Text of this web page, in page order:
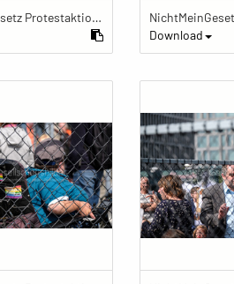
NichtMeinGesetz Protestaktion im Käfig
Download